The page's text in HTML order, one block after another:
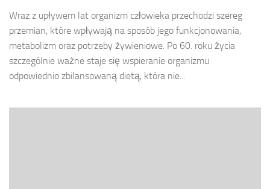
Wraz z upływem lat organizm człowieka przechodzi szereg
przemian, które wpływają na sposób jego funkcjonowania,
metabolizm oraz potrzeby żywieniowe. Po 60. roku życia
szczególnie ważne staje się wspieranie organizmu
odpowiednio zbilansowaną dietą, która nie...